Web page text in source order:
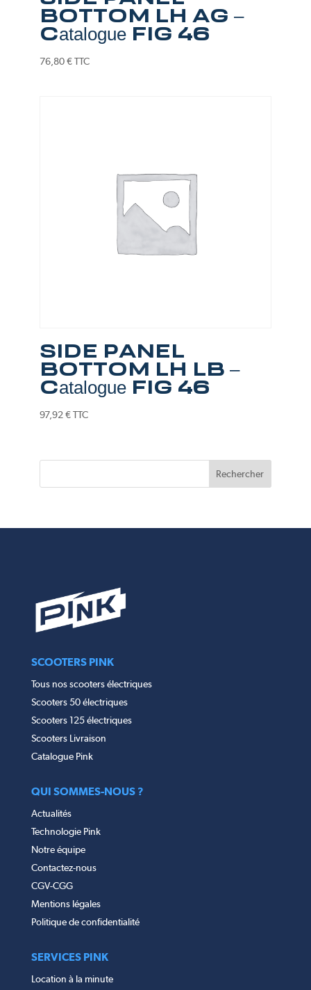
BOTTOM LH AG –
Catalogue FIG 46
76,80€ TTC
SIDE PANEL
BOTTOM LH LB –
Catalogue FIG 46
97,92€ TTC
SCOOTERS PINK
Tous nos scooters électriques
Scooters 50 électriques
Scooters 125 électriques
Scooters Livraison
Catalogue Pink
QUI SOMMES-NOUS ?
Actualités
Technologie Pink
Notre équipe
Contactez-nous
CGV-CGG
Mentions légales
Politique de confidentialité
SERVICES PINK
Location à la minute